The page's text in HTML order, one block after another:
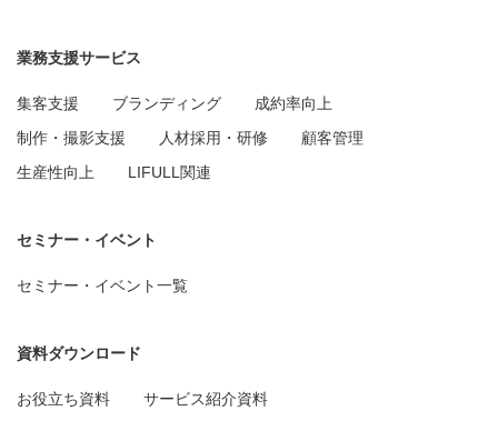
業務支援サービス
集客支援 ブランディング
成約率向上
制作・撮影支援
人材採用・研修
顧客管理
生産性向上
LIFULL関連
セミナー・イベント
セミナー・イベント一覧
資料ダウンロード
お役立ち資料 サービス紹介資料